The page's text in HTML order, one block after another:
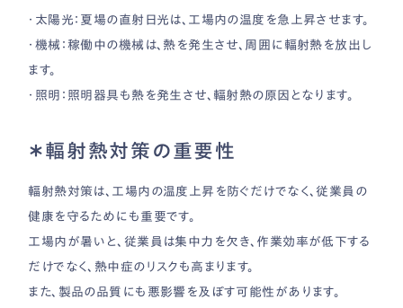
・太陽光：夏場の直射日光は、工場内の温度を急上昇させます。
・機械：稼働中の機械は、熱を発生させ、周囲に輻射熱を放出し
ます。
・照明：照明器具も熱を発生させ、輻射熱の原因となります。
＊輻射熱対策の重要性
輻射熱対策は、工場内の温度上昇を防ぐだけでなく、従業員の
健康を守るためにも重要です。
工場内が暑いと、従業員は集中力を欠き、作業効率が低下する
だけでなく、熱中症のリスクも高まります。
また、製品の品質にも悪影響を及ぼす可能性があります。